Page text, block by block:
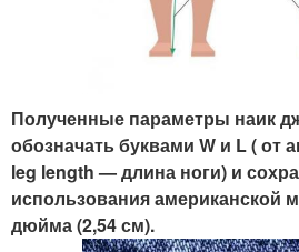
Полученные параметры наик
обозначать буквами W и L ( от
leg length — длина ноги) и
использования
дюйма (2,54 см).